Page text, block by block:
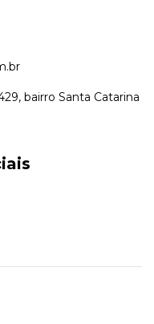
bairro Santa Catarina